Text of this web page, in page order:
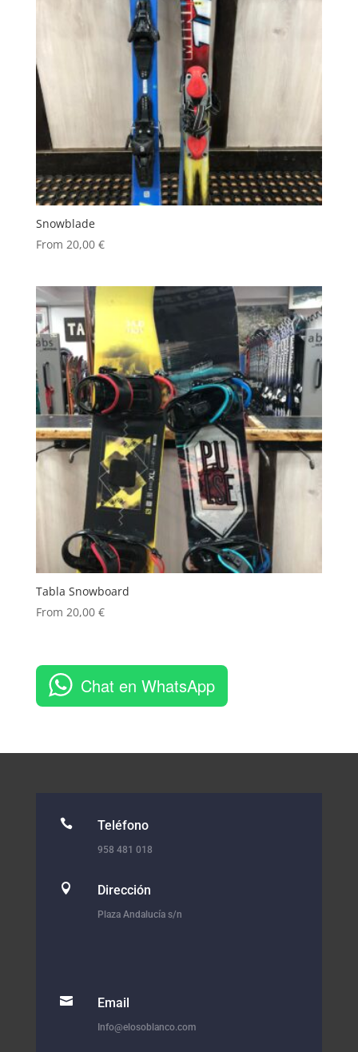
Snowblade
From 20,00 €
Tabla Snowboard
From 20,00 €
Chat en WhatsApp
 Teléfono
958 481 018
 Dirección
Plaza Andalucía s/n
 Email
Info@elosoblanco.com